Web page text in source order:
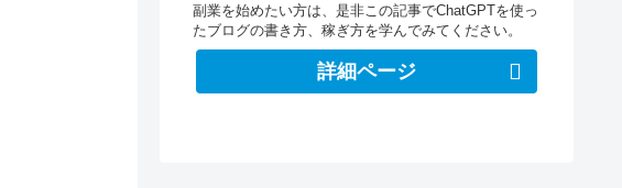
副業を始めたい方は、是非この記事でChatGPTを使っ
たブログの書き方、稼ぎ方を学んでみてください。
詳細ページ